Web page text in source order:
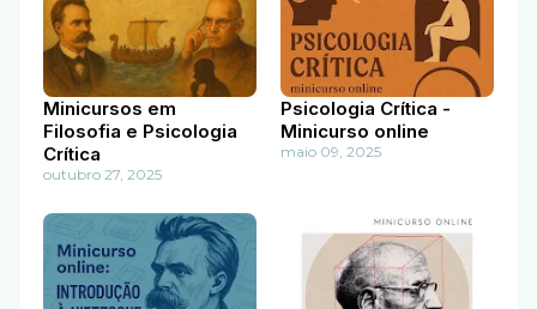
Minicursos em
Filosofia e Psicologia
Crítica
outubro 27, 2025
Psicologia Crítica -
Minicurso online
maio 09, 2025